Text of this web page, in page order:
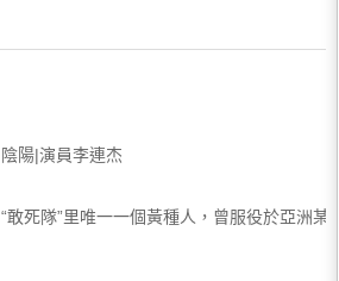
陰陽|演員李連杰
“敢死隊”里唯一一個黃種人，曾服役於亞洲